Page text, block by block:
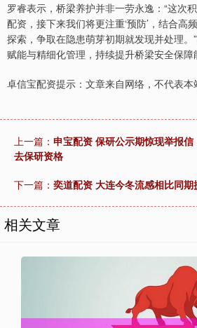
罗睿表示，桥梁养护并非一劳永逸：“这次
配资，接下来我们将更注重‘预防’，结合高
探索，争取在隐患萌芽初期就发现并处理
赋能与精细化管理，持续提升桥梁安全保
卓信宝配资提示：文章来自网络，不代表本
上一篇： 申宝配资 保研公示期惊现举报
去保研资格
下一篇： 奕道配资 大连今冬流感相比同期
相关文章